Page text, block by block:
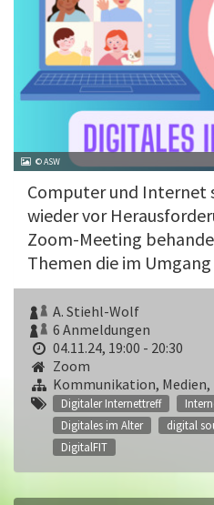
© ASW
Computer und Internet
wieder vor
Zoom-Meeting
Themen die im
A. Stiehl-Wolf
6 Anmeldungen
04.11.24, 19:00 - 20:30
Zoom
Kommunikation,
Digitaler Internettreff
Digitales im Alter
digital
DigitalFIT